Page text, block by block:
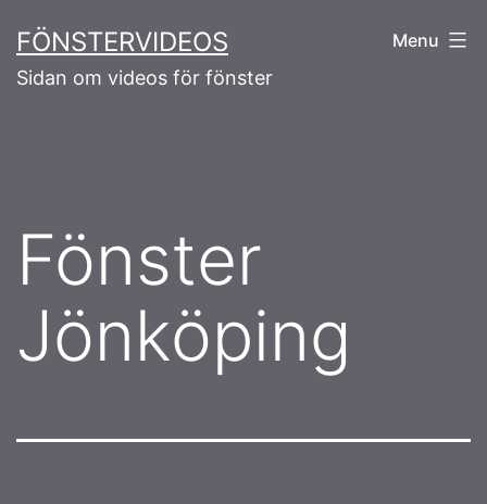
to
content
FÖNSTERVIDEOS
Sidan om videos för fönster
Menu
Fönster
Jönköping